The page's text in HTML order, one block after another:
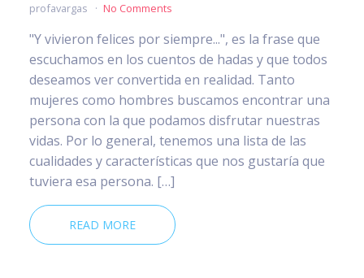
profavargas No Comments
"Y vivieron felices por siempre...", es la frase que
escuchamos en los cuentos de hadas y que todos
deseamos ver convertida en realidad. Tanto
mujeres como hombres buscamos encontrar una
persona con la que podamos disfrutar nuestras
vidas. Por lo general, tenemos una lista de las
cualidades y características que nos gustaría que
tuviera esa persona. […]
READ MORE